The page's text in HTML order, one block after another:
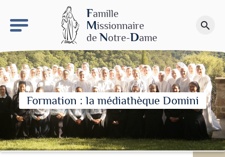
Famille
Missionnaire
de Notre-Dame
search
Faire un don
Formation : la médiathèque Domini